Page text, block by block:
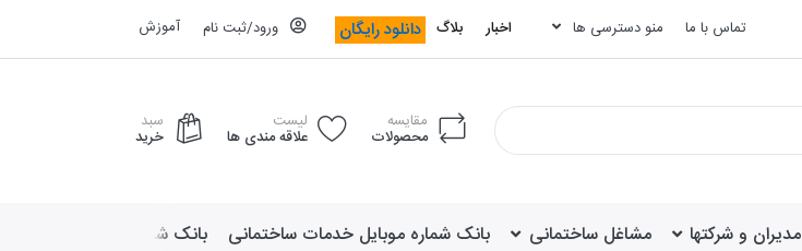
تماس با ما منو دسترسی ها اخبار بلاگ دانلود رایگان ورود/ثبت نام آموزش
مقایسه
محصولات
لیست
علاقه مندی ها
سبد
خرید
مدیران و شرکتها مشاغل ساختمانی بانک شماره موبایل خدمات ساختمانی بانک شماره موبایل لوازم